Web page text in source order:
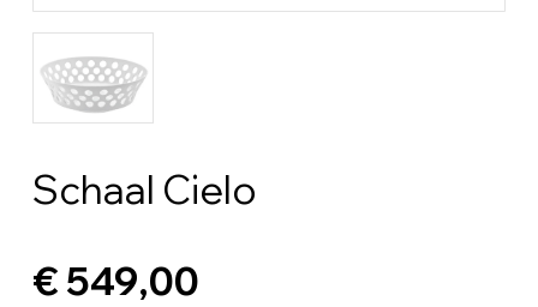
Schaal Cielo
€ 549,00